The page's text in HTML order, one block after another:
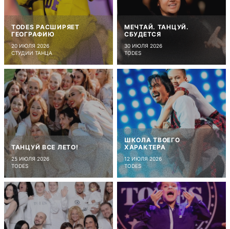
TODES РАСШИРЯЕТ
ГЕОГРАФИЮ
20 ИЮЛЯ 2026
СТУДИИ ТАНЦА
МЕЧТАЙ. ТАНЦУЙ.
СБУДЕТСЯ
30 ИЮЛЯ 2026
TODES
ТАНЦУЙ ВСЕ ЛЕТО!
25 ИЮЛЯ 2026
TODES
ШКОЛА ТВОЕГО
ХАРАКТЕРА
12 ИЮЛЯ 2026
TODES